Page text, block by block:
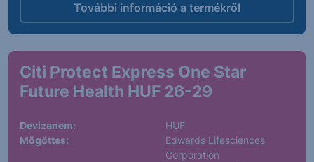
További információ a termékről
Citi Protect Express One Star
Future Health HUF 26-29
Devizanem:
HUF
Mögöttes:
Edwards Lifesciences
Corporation